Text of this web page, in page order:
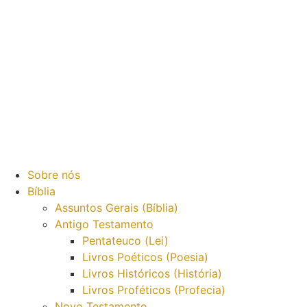
Sobre nós
Bíblia
Assuntos Gerais (Bíblia)
Antigo Testamento
Pentateuco (Lei)
Livros Poéticos (Poesia)
Livros Históricos (História)
Livros Proféticos (Profecia)